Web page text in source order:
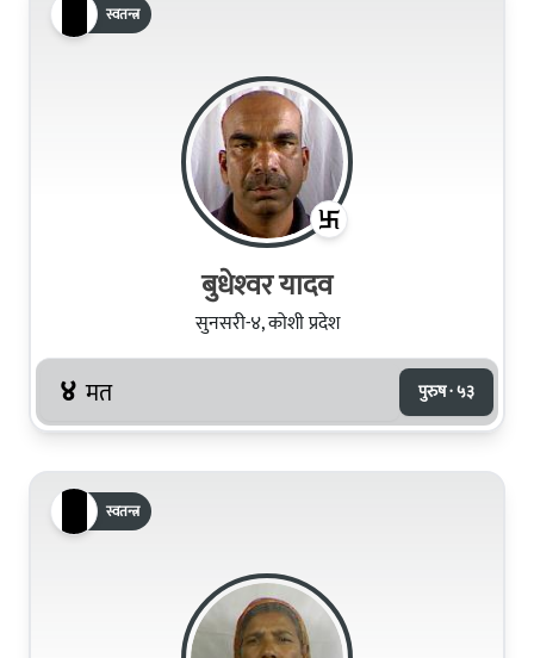
स्वतन्त्र
बुधेश्‍वर यादव
सुनसरी-४, कोशी प्रदेश
४ मत पुरुष · ५३
स्वतन्त्र